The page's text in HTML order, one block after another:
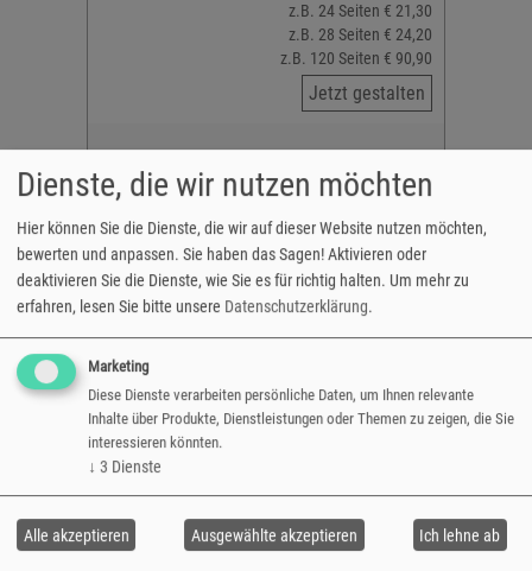
z.B. 24 Seiten € 21,30
z.B. 28 Seiten € 24,20
z.B. 120 Seiten € 90,90
Jetzt gestalten
Premium Fotobuch 30x30
(Quadrat XL)
Dienste, die wir nutzen möchten
Hier können Sie die Dienste, die wir auf dieser Website nutzen möchten,
bewerten und anpassen. Sie haben das Sagen! Aktivieren oder
deaktivieren Sie die Dienste, wie Sie es für richtig halten. Um mehr zu
erfahren, lesen Sie bitte unsere Datenschutzerklärung.
Marketing
Diese Dienste verarbeiten persönliche Daten, um Ihnen relevante
Inhalte über Produkte, Dienstleistungen oder Themen zu zeigen, die Sie
interessieren könnten.
↓ 3 Dienste
Ich lehne ab
Ausgewählte akzeptieren
Alle akzeptieren